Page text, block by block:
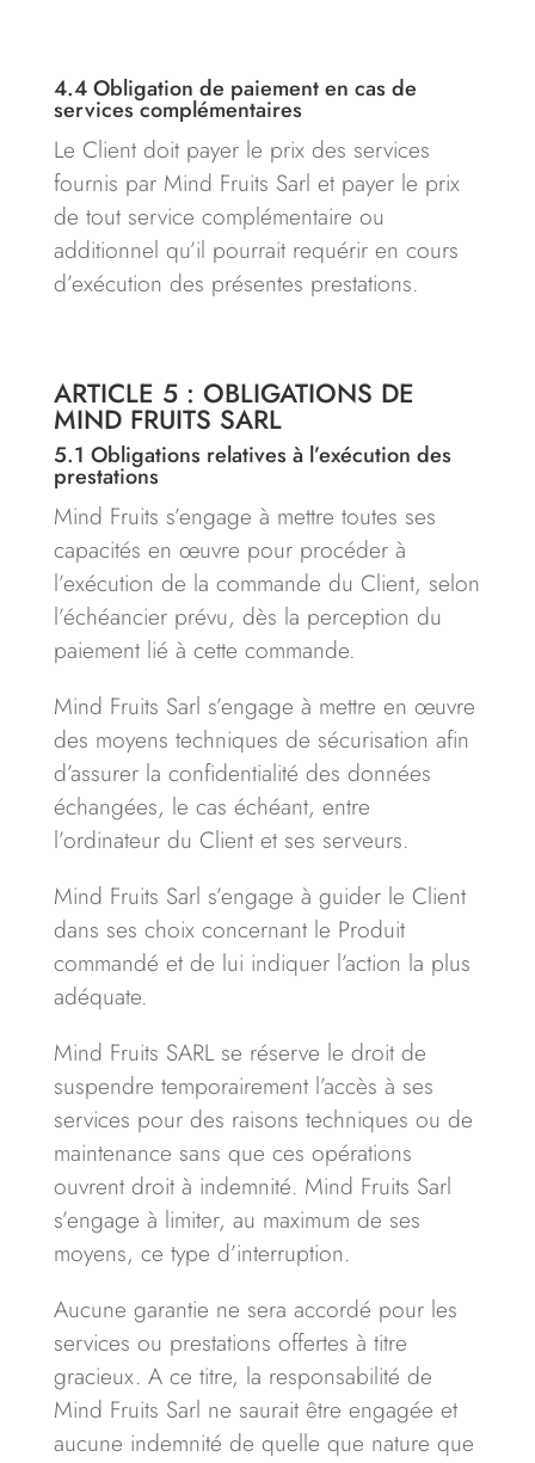
4.4 Obligation de paiement en cas de
services complémentaires
Le Client doit payer le prix des services
fournis par Mind Fruits Sarl et payer le prix
de tout service complémentaire ou
additionnel qu’il pourrait requérir en cours
d’exécution des présentes prestations.
ARTICLE 5 : OBLIGATIONS DE
MIND FRUITS SARL
5.1 Obligations relatives à l’exécution des
prestations
Mind Fruits s’engage à mettre toutes ses
capacités en œuvre pour procéder à
l’exécution de la commande du Client, selon
l’échéancier prévu, dès la perception du
paiement lié à cette commande.
Mind Fruits Sarl s’engage à mettre en œuvre
des moyens techniques de sécurisation afin
d’assurer la confidentialité des données
échangées, le cas échéant, entre
l’ordinateur du Client et ses serveurs.
Mind Fruits Sarl s’engage à guider le Client
dans ses choix concernant le Produit
commandé et de lui indiquer l’action la plus
adéquate.
Mind Fruits SARL se réserve le droit de
suspendre temporairement l’accès à ses
services pour des raisons techniques ou de
maintenance sans que ces opérations
ouvrent droit à indemnité. Mind Fruits Sarl
s’engage à limiter, au maximum de ses
moyens, ce type d’interruption.
Aucune garantie ne sera accordé pour les
services ou prestations offertes à titre
gracieux. A ce titre, la responsabilité de
Mind Fruits Sarl ne saurait être engagée et
aucune indemnité de quelle que nature que